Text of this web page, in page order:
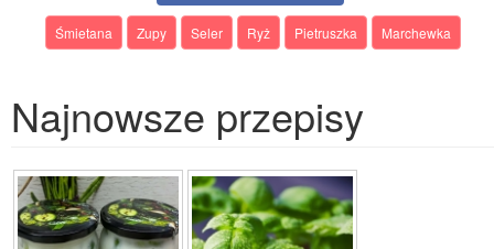
Śmietana Zupy Seler Ryż Pietruszka Marchewka
Najnowsze przepisy